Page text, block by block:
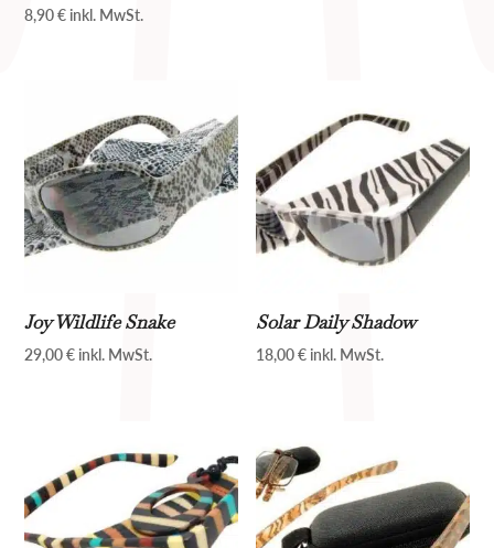
8,90€ inkl. MwSt.
Joy Wildlife Snake
29,00€ inkl. MwSt.
Solar Daily Shadow
18,00€ inkl. MwSt.